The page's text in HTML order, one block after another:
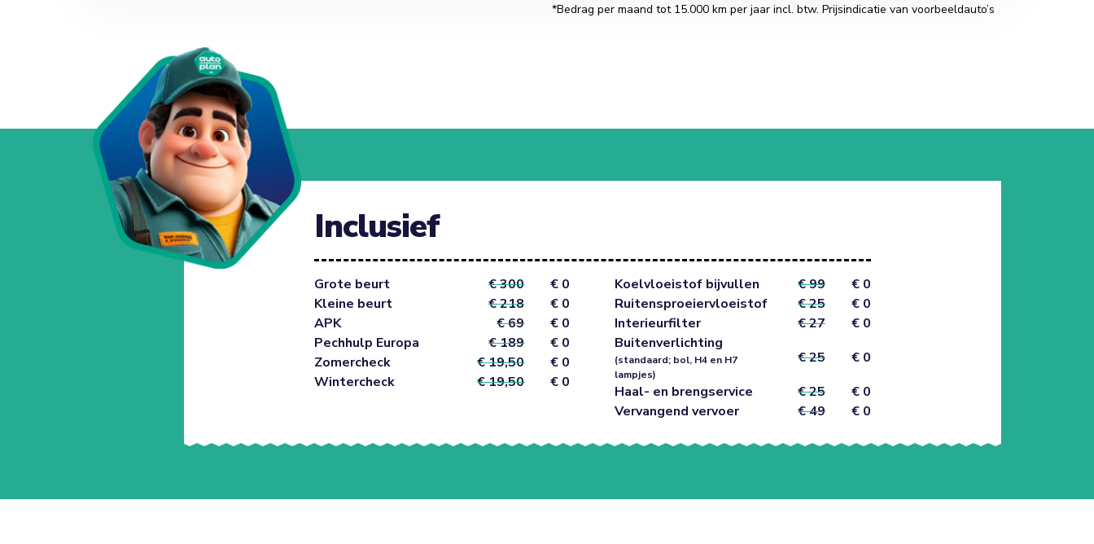
*Bedrag per maand tot 15.000 km per jaar incl. btw. Prijsindicatie van voorbeeldauto’s
Inclusief
Grote beurt € 300
€ 0
Kleine beurt
€ 218
€ 0
APK
€ 69
€ 0
Pechhulp Europa
€ 189
€ 0
Zomercheck
€ 19,50
€ 0
Wintercheck
€ 19,50 € 0
Koelvloeistof bijvullen € 99
€ 0
Ruitensproeiervloeistof
€ 25
€ 0
Interieurfilter
€ 27
€ 0
Buitenverlichting
(standaard; bol, H4 en H7
lampjes)
€ 25
€ 0
Haal- en brengservice
€ 25
€ 0
Vervangend vervoer
€ 49 € 0